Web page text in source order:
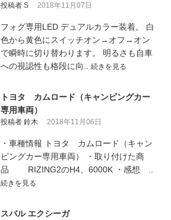
投稿者 S 2018年11月07日
フォグ専用LED デュアルカラー装着。 白
色から黄色にスイッチオン→オフ→オン
で瞬時に切り替わります。 明るさも自車
への視認性も格段に向.. 続きを見る
トヨタ カムロード（キャンピングカー
専用車両）
投稿者 鈴木 2018年11月06日
・車種情報 トヨタ カムロード（キャン
ピングカー専用車両） ・取り付けた商
品 RIZING2のH4、6000K ・感想 ..
続きを見る
スバル エクシーガ